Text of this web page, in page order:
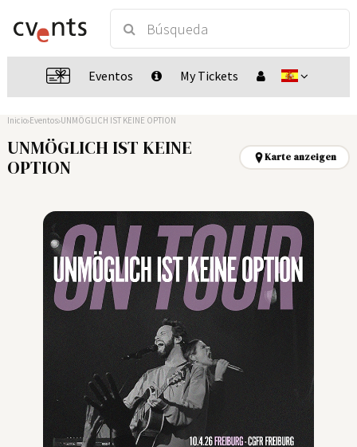
Eventos My Tickets
Inicio Eventos UNMÖGLICH IST KEINE OPTION
UNMÖGLICH IST KEINE
OPTION
Karte anzeigen